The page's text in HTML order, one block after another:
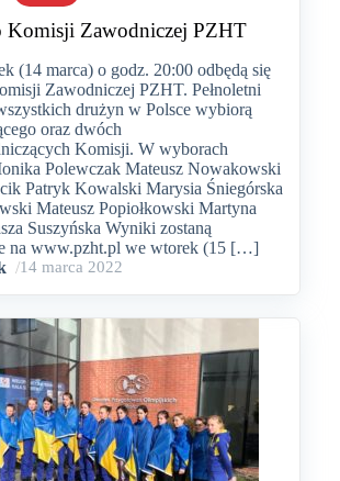
Komisji Zawodniczej PZHT
(14 marca) o godz. 20:00 odbędą się
Zawodniczej PZHT. Pełnoletni
drużyn w Polsce wybiorą
oraz dwóch
Komisji. W wyborach
Polewczak Mateusz Nowakowski
Patryk Kowalski Marysia Śniegórska
Mateusz Popiołkowski Martyna
Suszyńska Wyniki zostaną
na www.pzht.pl we wtorek (15 […]
/14 marca 2022